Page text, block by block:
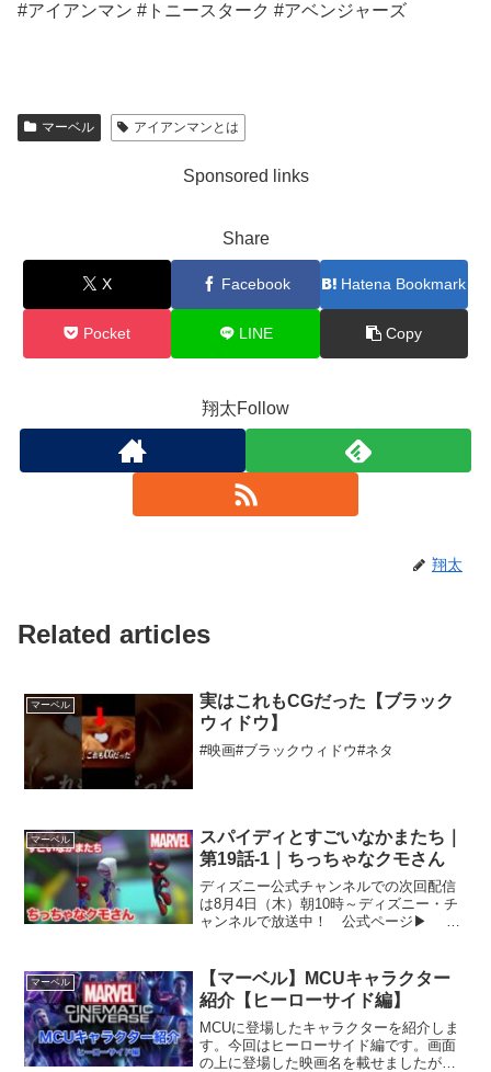
#アイアンマン #トニースターク #アベンジャーズ
マーベル アイアンマンとは
Sponsored links
Share
X Facebook Hatena Bookmark
Pocket LINE Copy
翔太Follow
翔太
Related articles
マーベル
実はこれもCGだった【ブラック
ウィドウ】
#映画#ブラックウィドウ#ネタ
マーベル
スパイディとすごいなかまたち｜
第19話-1｜ちっちゃなクモさん
ディズニー公式チャンネルでの次回配信
は8月4日（木）朝10時～ディズニー・チ
ャンネルで放送中！ 公式ページ▶ マ
少年ピーターは、友だちのグウェンやマ
イルスと、スパ...
マーベル
【マーベル】MCUキャラクター
紹介【ヒーローサイド編】
MCUに登場したキャラクターを紹介しま
す。今回はヒーローサイド編です。画面
の上に登場した映画名を載せましたが、